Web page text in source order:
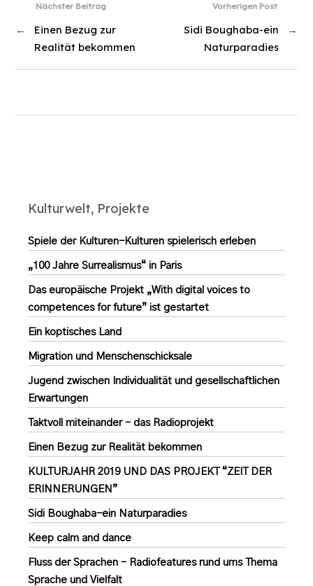
Vorherigen Post
Sidi Boughaba-ein
Naturparadies
→
Nächster Beitrag
←
Einen Bezug zur
Realität bekommen
Kulturwelt, Projekte
Spiele der Kulturen-Kulturen spielerisch erleben
„100 Jahre Surrealismus“ in Paris
Das europäische Projekt „With digital voices to
competences for future” ist gestartet
Ein koptisches Land
Migration und Menschenschicksale
Jugend zwischen Individualität und gesellschaftlichen
Erwartungen
Taktvoll miteinander – das Radioprojekt
Einen Bezug zur Realität bekommen
KULTURJAHR 2019 UND DAS PROJEKT “ZEIT DER
ERINNERUNGEN”
Sidi Boughaba-ein Naturparadies
Keep calm and dance
Fluss der Sprachen – Radiofeatures rund ums Thema
Sprache und Vielfalt